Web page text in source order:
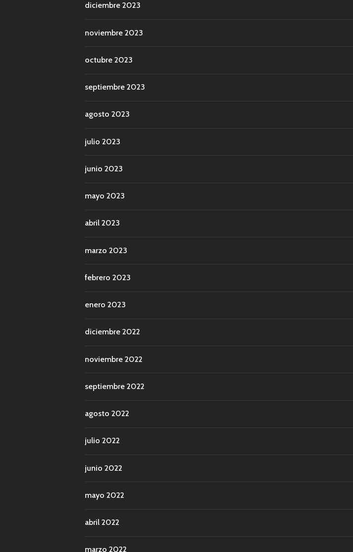
diciembre 2023
noviembre 2023
octubre 2023
septiembre 2023
agosto 2023
julio 2023
junio 2023
mayo 2023
abril 2023
marzo 2023
febrero 2023
enero 2023
diciembre 2022
noviembre 2022
septiembre 2022
agosto 2022
julio 2022
junio 2022
mayo 2022
abril 2022
marzo 2022